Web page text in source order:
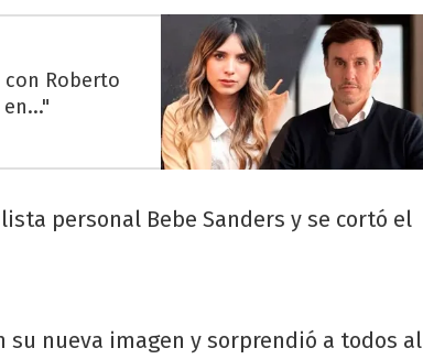
con Roberto
personal Bebe Sanders y se cortó el
su nueva imagen y sorprendió a todos al